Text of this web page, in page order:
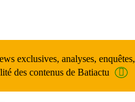
exclusives, analyses,
des contenus de Batiactu